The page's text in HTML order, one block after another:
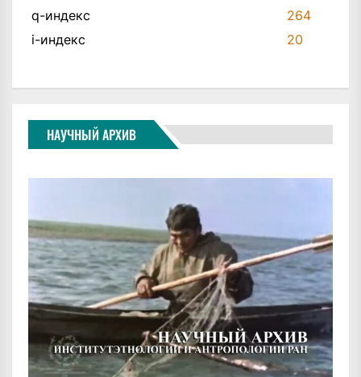
q-индекс
264
i-индекс
20
НАУЧНЫЙ АРХИВ